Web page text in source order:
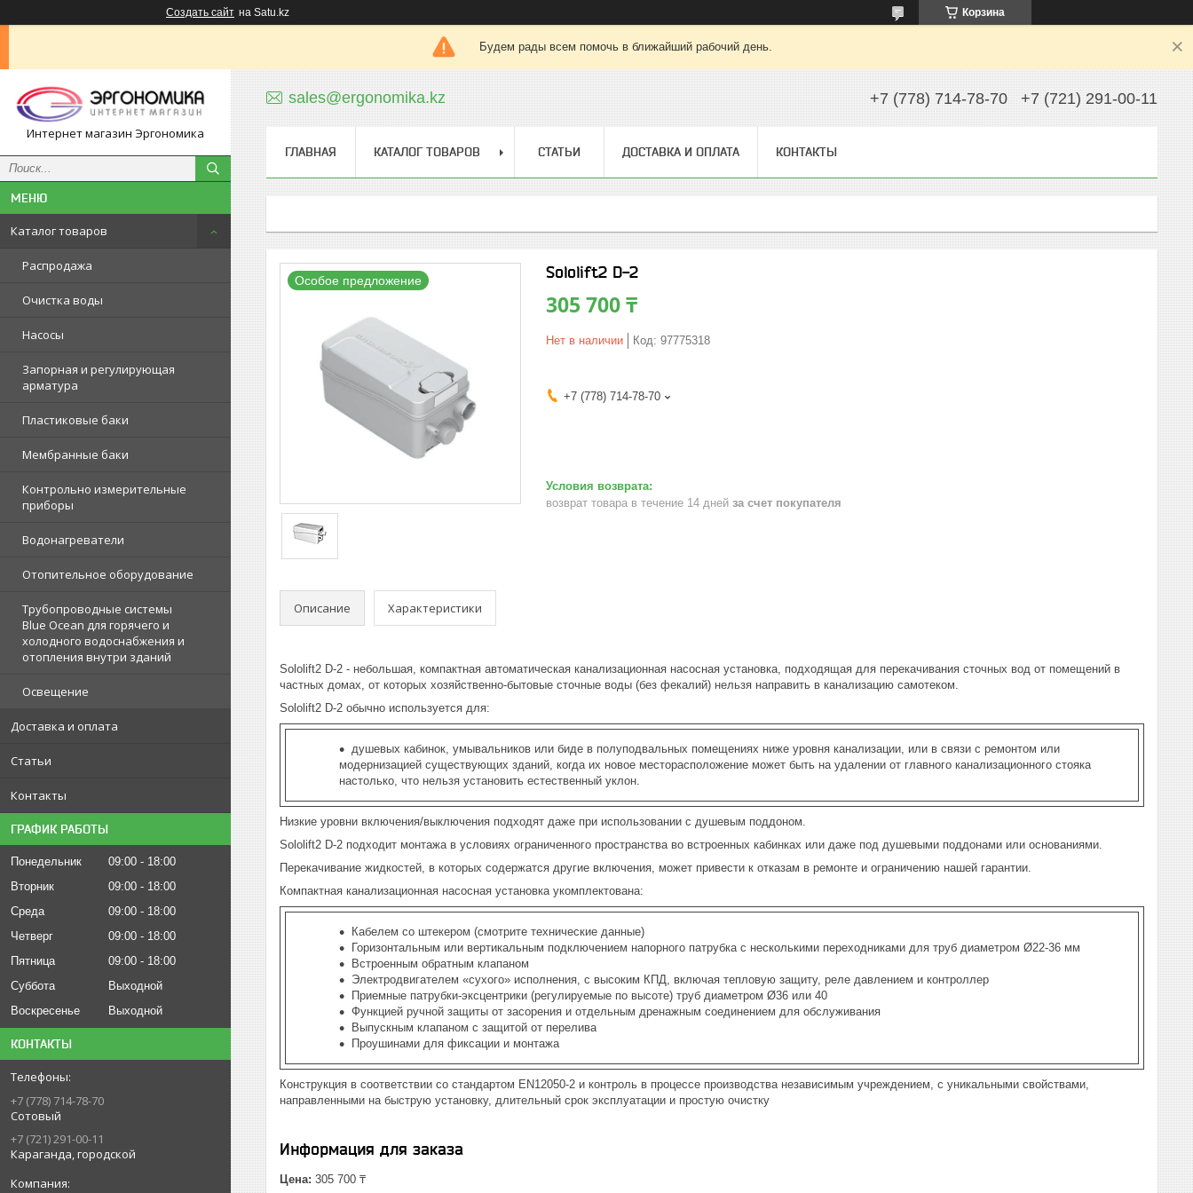
Создать сайт на Satu.kz Корзина
Будем рады всем помочь в ближайший рабочий день.
Интернет магазин Эргономика
Каталог товаров
Распродажа
Очистка воды
Насосы
Запорная и регулирующая
арматура
Пластиковые баки
Мембранные баки
Контрольно измерительные
приборы
Водонагреватели
Отопительное оборудование
Трубопроводные системы
Blue Ocean для горячего и
холодного водоснабжения и
отопления внутри зданий
Освещение
Доставка и оплата
Статьи
Контакты
ГРАФИК РАБОТЫ
Понедельник 09:00
18:00
Вторник
09:00
18:00
Среда
09:00
18:00
Четверг
09:00
18:00
Пятница
09:00
18:00
Суббота
Выходной
Воскресенье
Выходной
КОНТАКТЫ
+7 (778) 714-78-70
Сотовый
+7 (721) 291-00-11
Караганда, городской
sales@ergonomika.kz +7 (778) 714-78-70 +7 (721) 291-00-11
ГЛАВНАЯ КАТАЛОГ ТОВАРОВ СТАТЬИ ДОСТАВКА И ОПЛАТА КОНТАКТЫ
Особое предложение Sololift2 D-2
305 700 ₸
Нет в наличии Код: 97775318
+7 (778) 714-78-70
возврат товара в течение 14 дней за счет покупателя
Описание Характеристики
Sololift2 D-2 - небольшая, компактная автоматическая канализационная насосная установка, подходящая для перекачивания сточных вод от помещений в
частных домах, от которых хозяйственно-бытовые сточные воды (без фекалий) нельзя направить в канализацию самотеком.
Sololift2 D-2 обычно используется для:
душевых кабинок, умывальников или биде в полуподвальных помещениях ниже уровня канализации, или в связи с ремонтом или
модернизацией существующих зданий, когда их новое месторасположение может быть на удалении от главного канализационного стояка
настолько, что нельзя установить естественный уклон.
Низкие уровни включения/выключения подходят даже при использовании с душевым поддоном.
Sololift2 D-2 подходит монтажа в условиях ограниченного пространства во встроенных кабинках или даже под душевыми поддонами или основаниями.
Перекачивание жидкостей, в которых содержатся другие включения, может привести к отказам в ремонте и ограничению нашей гарантии.
Компактная канализационная насосная установка укомплектована:
Кабелем со штекером (смотрите технические данные)
Горизонтальным или вертикальным подключением напорного патрубка с несколькими переходниками для труб диаметром Ø22-36 мм
Встроенным обратным клапаном
Электродвигателем «сухого» исполнения, с высоким КПД, включая тепловую защиту, реле давлением и контроллер
Приемные патрубки-эксцентрики (регулируемые по высоте) труб диаметром Ø36 или 40
Функцией ручной защиты от засорения и отдельным дренажным соединением для обслуживания
Выпускным клапаном с защитой от перелива
Проушинами для фиксации и монтажа
Конструкция в соответствии со стандартом EN12050-2 и контроль в процессе производства независимым учреждением, с уникальными свойствами,
направленными на быструю установку, длительный срок эксплуатации и простую очистку
Информация для заказа
Цена: 305 700 ₸